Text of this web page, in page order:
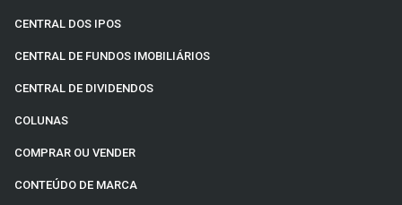
CENTRAL DOS IPOS
CENTRAL DE FUNDOS IMOBILIÁRIOS
CENTRAL DE DIVIDENDOS
COLUNAS
COMPRAR OU VENDER
CONTEÚDO DE MARCA